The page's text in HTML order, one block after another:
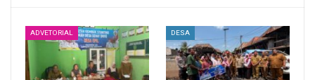
ADVETORIAL DESA